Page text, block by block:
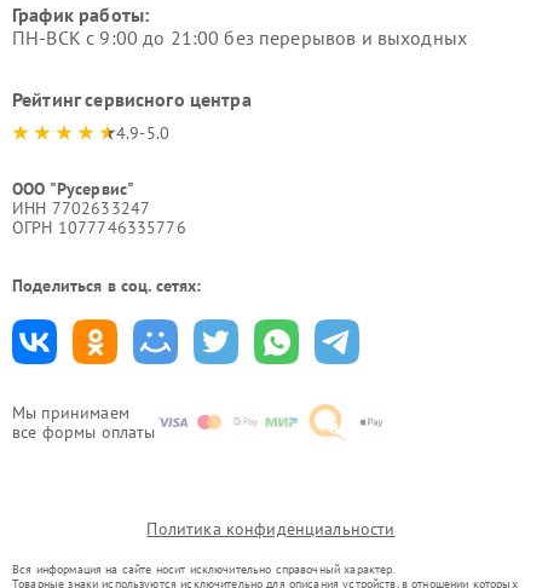
Мы принимаем
все формы оплаты
График работы:
ПН-ВСК с 9:00 до 21:00 без перерывов и выходных
Рейтинг сервисного центра
4.9-5.0
ООО "Русервис"
ИНН 7702633247
ОГРН 1077746335776
Поделиться в соц. сетях:
Политика конфиденциальности
Вся информация на сайте носит исключительно справочный характер.
Товарные знаки используются исключительно для описания устройств, в отношении которых